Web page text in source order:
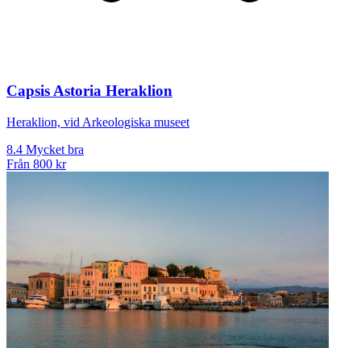
Capsis Astoria Heraklion
Heraklion, vid Arkeologiska museet
8.4 Mycket bra
Från 800 kr